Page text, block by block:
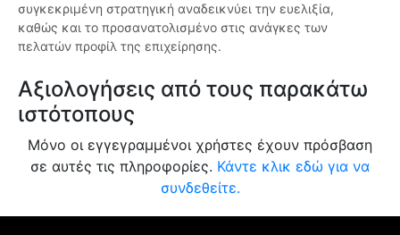
συγκεκριμένη στρατηγική αναδεικνύει την ευελιξία,
καθώς και το προσανατολισμένο στις ανάγκες των
πελατών προφίλ της επιχείρησης.
Αξιολογήσεις από τους παρακάτω
ιστότοπους
Μόνο οι εγγεγραμμένοι χρήστες έχουν πρόσβαση
σε αυτές τις πληροφορίες. Κάντε κλικ εδώ για να
συνδεθείτε.